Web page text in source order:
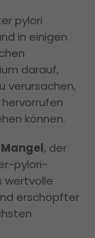
pylori
in einigen
darauf,
verursachen,
können.
, der
pylori-
wertvolle
erschöpfter